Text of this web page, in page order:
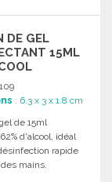
DE GEL
15ML
: 6.3 x 3 x 1.8 cm
de 15ml
d'alcool, idéal
rapide
mains.